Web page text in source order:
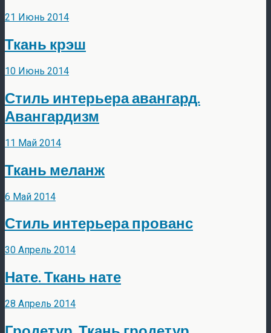
21 Июнь 2014
Ткань крэш
10 Июнь 2014
Стиль интерьера авангард.
Авангардизм
11 Май 2014
Ткань меланж
6 Май 2014
Стиль интерьера прованс
30 Апрель 2014
Нате. Ткань нате
28 Апрель 2014